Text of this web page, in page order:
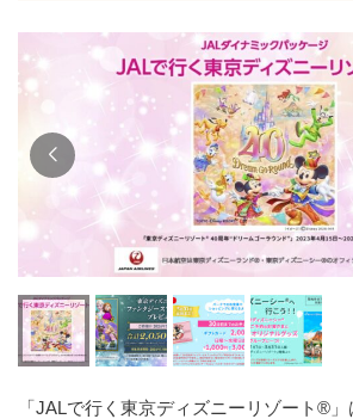
「JALで行く東京ディズニーリゾート®